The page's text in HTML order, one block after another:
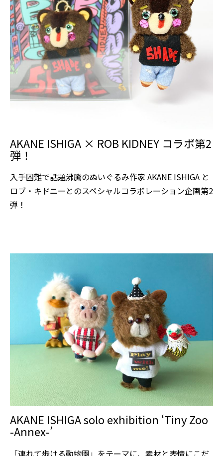
AKANE ISHIGA × ROB KIDNEY コラボ第2
弾！
入手困難で話題沸騰のぬいぐるみ作家 AKANE ISHIGA と
ロブ・キドニーとのスペシャルコラボレーション企画第2
弾！
AKANE ISHIGA solo exhibition ‘Tiny Zoo
-Annex-’
「連れて歩ける動物園」をテーマに、素材と表情にこだ